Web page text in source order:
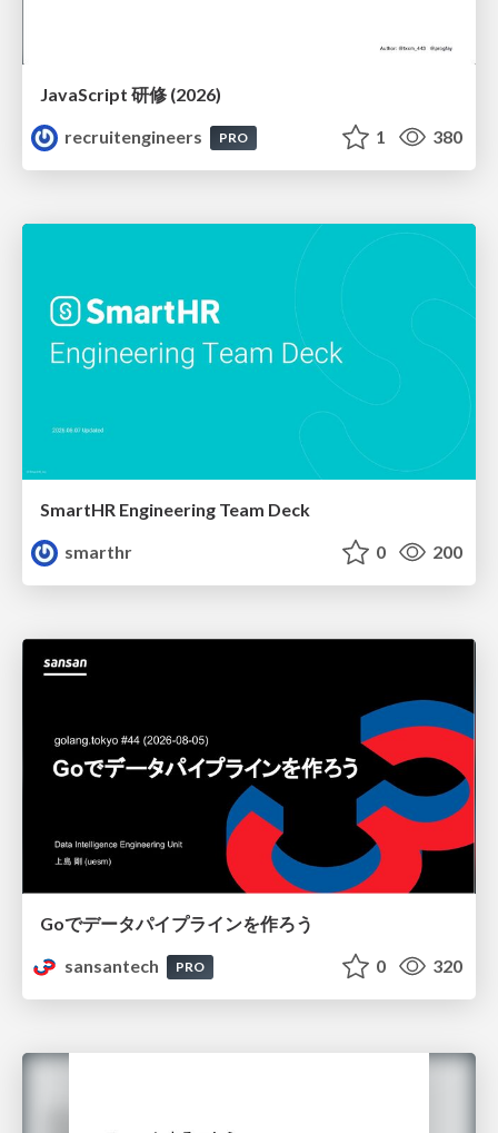
JavaScript 研修 (2026)
recruitengineers
PRO 1 380
SmartHR Engineering Team Deck
smarthr
0 200
Goでデータパイプラインを作ろう
sansantech
PRO 0 320